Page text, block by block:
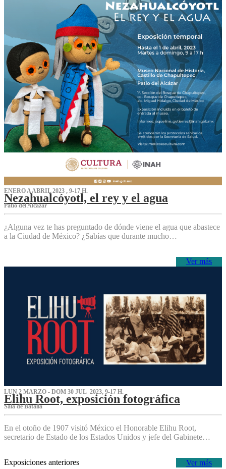
ENERO A ABRIL 2023 , 9-17 H.
Nezahualcóyotl, el rey y el agua
Patio del Alcázar
¿Alguna vez te has preguntado de dónde viene el agua que abastece
a la Ciudad de México? ¿Sabías que durante mucho…
Ver más
LUN 2 MARZO - DOM 30 JUL 2023, 9-17 H.
Elihu Root, exposición fotográfica
Sala de Batalla
En el otoño de 1907 visitó México el Honorable Elihu Root,
secretario de Estado de los Estados Unidos y jefe del Gabinete…
Ver más
Exposiciones anteriores